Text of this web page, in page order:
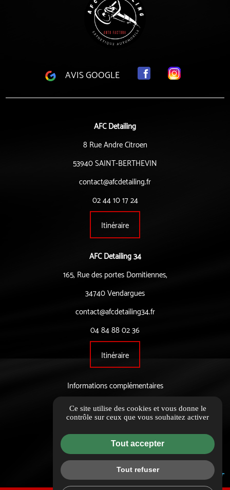
AVIS GOOGLE
AFC Detailing
8 Rue Andre Citroen
53940 SAINT-BERTHEVIN
contact@afcdetailing.fr
02 44 10 17 24
Itinéraire
AFC Detailing 34
165, Rue des portes Domitiennes,
34740 Vendargues
contact@afcdetailing34.fr
04 84 88 02 36
Itinéraire
Informations complémentaires
Mentions légales
Politique de confidentialité
Flux RSS
Gestion des cookies
Ce site utilise des cookies et vous donne le
contrôle sur ceux que vous souhaitez activer
Tout accepter
Tout refuser